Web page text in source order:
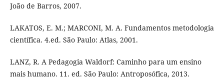
João de Barros, 2007.
LAKATOS, E. M.; MARCONI, M. A. Fundamentos metodologia
científica. 4.ed. São Paulo: Atlas, 2001.
LANZ, R. A Pedagogia Waldorf: Caminho para um ensino
mais humano. 11. ed. São Paulo: Antroposófica, 2013.